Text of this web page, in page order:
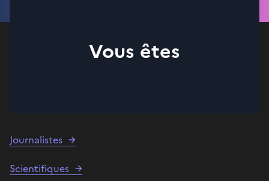
Vous êtes
Journalistes
Scientifiques